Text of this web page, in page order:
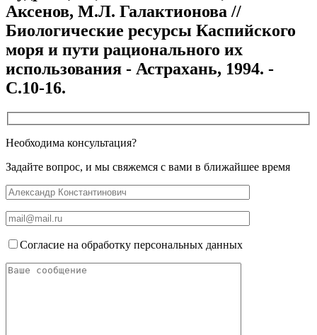
Аксенов, М.Л. Галактионова //
Биологические ресурсы Каспийского
моря и пути рационального их
использования - Астрахань, 1994. -
С.10-16.
Необходима консультация?
Задайте вопрос, и мы свяжемся с вами в ближайшее время
Согласие на обработку персональных данных